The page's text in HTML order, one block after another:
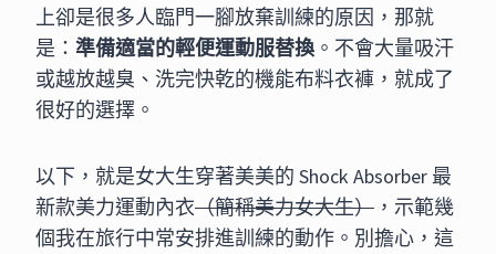
上卻是很多人臨門一腳放棄訓練的原因，那就
是： 準備適當的輕便運動服替換 。不會大量吸汗
或越放越臭、洗完快乾的機能布料衣褲，就成了
很好的選擇。
以下，就是女大生穿著美美的 Shock Absorber 最
新款美力運動內衣（簡稱美力女大生） ，示範幾
個我在旅行中常安排進訓練的動作。別擔心，這